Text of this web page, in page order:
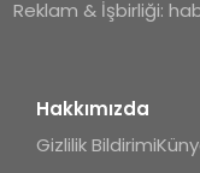
Reklam & İşbirliği:
Hakkımızda
Gizlilik Bildirimi